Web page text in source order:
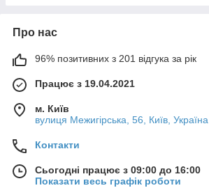
Про нас
96% позитивних з 201 відгука за рік
Працює з 19.04.2021
м. Київ
вулиця Межигірська, 56, Київ, Україна
Контакти
Сьогодні працює з 09:00 до 16:00
Показати весь графік роботи